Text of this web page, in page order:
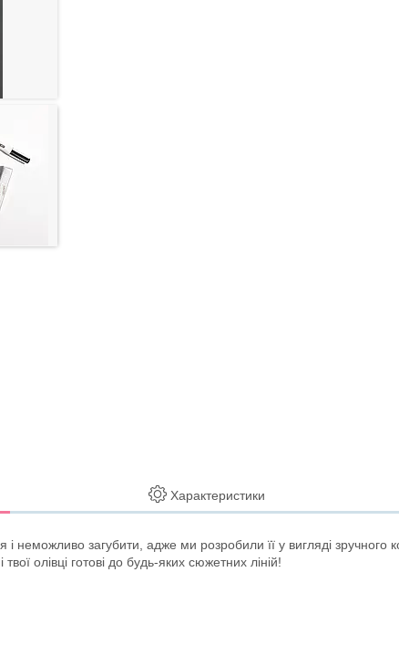
Характеристики
неможливо загубити, адже ми розробили її у вигляді
олівці готові до будь-яких сюжетних ліній!